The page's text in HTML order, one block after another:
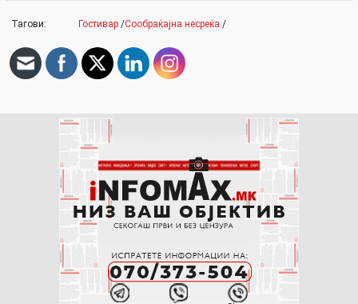
Тагови: Гостивар /Сообраќајна несреќа /